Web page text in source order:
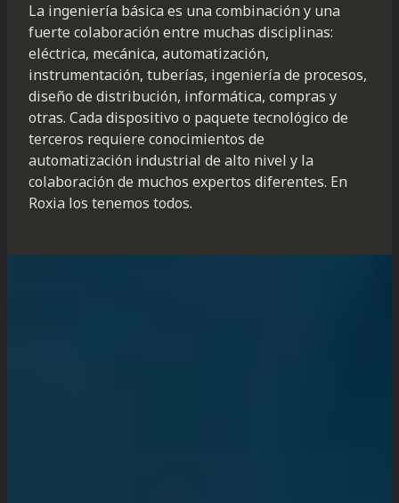
La ingeniería básica es una combinación y una
fuerte colaboración entre muchas disciplinas:
eléctrica, mecánica, automatización,
instrumentación, tuberías, ingeniería de procesos,
diseño de distribución, informática, compras y
otras. Cada dispositivo o paquete tecnológico de
terceros requiere conocimientos de
automatización industrial de alto nivel y la
colaboración de muchos expertos diferentes. En
Roxia los tenemos todos.